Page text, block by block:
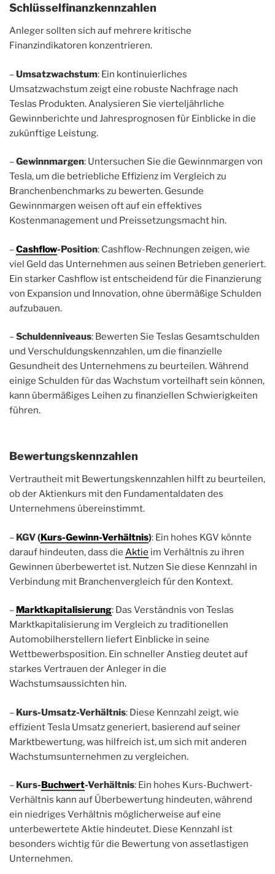
Schlüsselfinanzkennzahlen
Anleger sollten sich auf mehrere kritische
Finanzindikatoren konzentrieren.
–Umsatzwachstum: Ein kontinuierliches
Umsatzwachstum zeigt eine robuste Nachfrage nach
Teslas Produkten. Analysieren Sie vierteljährliche
Gewinnberichte und Jahresprognosen für Einblicke in die
zukünftige Leistung.
–Gewinnmargen: Untersuchen Sie die Gewinnmargen von
Tesla, um die betriebliche Effizienz im Vergleich zu
Branchenbenchmarks zu bewerten. Gesunde
Gewinnmargen weisen oft auf ein effektives
Kostenmanagement und Preissetzungsmacht hin.
–Cashflow-Position: Cashflow-Rechnungen zeigen, wie
viel Geld das Unternehmen aus seinen Betrieben generiert.
Ein starker Cashflow ist entscheidend für die Finanzierung
von Expansion und Innovation, ohne übermäßige Schulden
aufzubauen.
–Schuldenniveaus: Bewerten Sie Teslas Gesamtschulden
und Verschuldungskennzahlen, um die finanzielle
Gesundheit des Unternehmens zu beurteilen. Während
einige Schulden für das Wachstum vorteilhaft sein können,
kann übermäßiges Leihen zu finanziellen Schwierigkeiten
führen.
Bewertungskennzahlen
Vertrautheit mit Bewertungskennzahlen hilft zu beurteilen,
ob der Aktienkurs mit den Fundamentaldaten des
Unternehmens übereinstimmt.
– KGV (Kurs-Gewinn-Verhältnis): Ein hohes KGV könnte
darauf hindeuten, dass die Aktie im Verhältnis zu ihren
Gewinnen überbewertet ist. Nutzen Sie diese Kennzahl in
Verbindung mit Branchenvergleich für den Kontext.
– Marktkapitalisierung: Das Verständnis von Teslas
Marktkapitalisierung im Vergleich zu traditionellen
Automobilherstellern liefert Einblicke in seine
Wettbewerbsposition. Ein schneller Anstieg deutet auf
starkes Vertrauen der Anleger in die
Wachstumsaussichten hin.
– Kurs-Umsatz-Verhältnis: Diese Kennzahl zeigt, wie
effizient Tesla Umsatz generiert, basierend auf seiner
Marktbewertung, was hilfreich ist, um sich mit anderen
Wachstumsunternehmen zu vergleichen.
– Kurs-Buchwert-Verhältnis: Ein hohes Kurs-Buchwert-
Verhältnis kann auf Überbewertung hindeuten, während
ein niedriges Verhältnis möglicherweise auf eine
unterbewertete Aktie hindeutet. Diese Kennzahl ist
besonders wichtig für die Bewertung von assetlastigen
Unternehmen.